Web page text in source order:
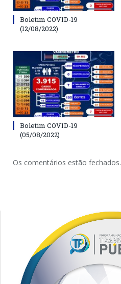
Boletim COVID-19
(12/08/2022)
Boletim COVID-19
(05/08/2022)
Os comentários estão fechados.